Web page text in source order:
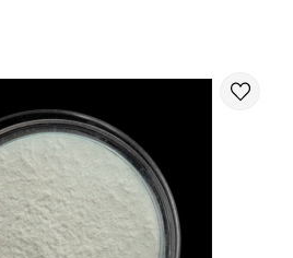
заграницу через
магазин не несет
сохранность и целостность